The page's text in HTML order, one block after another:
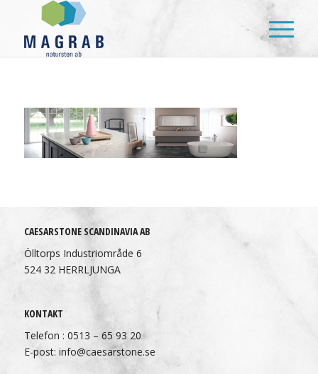
CAESARSTONE SCANDINAVIA AB
Ölltorps Industriområde 6
524 32 HERRLJUNGA
KONTAKT
Telefon : 0513 – 65 93 20
E-post: info@caesarstone.se